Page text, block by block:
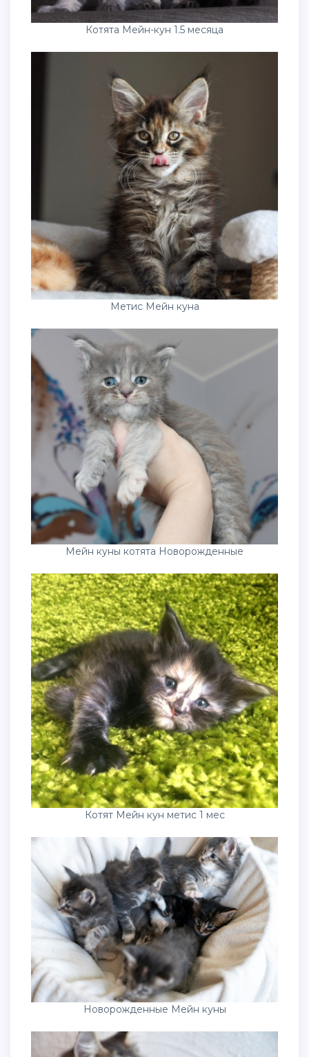
Котята Мейн-кун 1.5 месяца
Метис Мейн куна
Мейн куны котята Новорожденные
Котят Мейн кун метис 1 мес
Новорожденные Мейн куны